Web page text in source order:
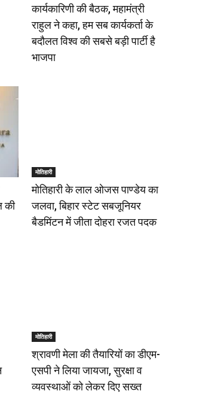
कार्यकारिणी की बैठक, महामंत्री
राहुल ने कहा, हम सब कार्यकर्ता के
बदौलत विश्व की सबसे बड़ी पार्टी है
भाजपा
की
मोतिहारी
मोतिहारी के लाल ओजस पाण्डेय का
जलवा, बिहार स्टेट सबजूनियर
बैडमिंटन में जीता दोहरा रजत पदक
मोतिहारी
श्रावणी मेला की तैयारियों का डीएम-
एसपी ने लिया जायजा, सुरक्षा व
व्यवस्थाओं को लेकर दिए सख्त